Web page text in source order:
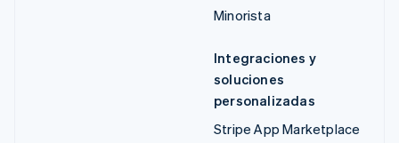
Minorista
Integraciones y
soluciones
personalizadas
Stripe App Marketplace